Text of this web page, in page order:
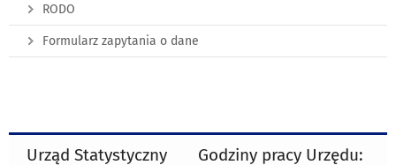
RODO
Formularz zapytania o dane
Urząd Statystyczny
Godziny pracy Urzędu: